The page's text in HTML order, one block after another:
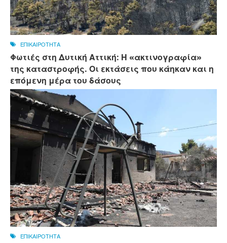
ΕΠΙΚΑΙΡΟΤΗΤΑ
Φωτιές στη Δυτική Αττική: Η «ακτινογραφία»
της καταστροφής. Οι εκτάσεις που κάηκαν και η
επόμενη μέρα του δάσους
ΕΠΙΚΑΙΡΟΤΗΤΑ